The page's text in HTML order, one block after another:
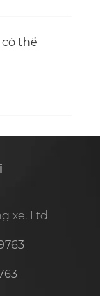
có thể
xe, Ltd.